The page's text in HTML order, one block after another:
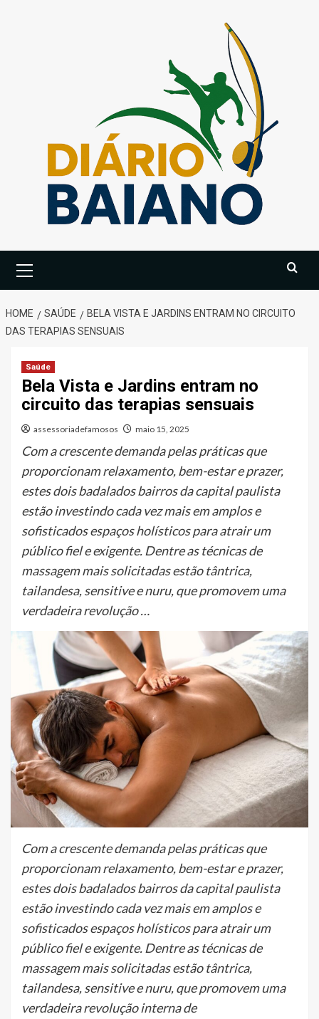
Menu
HOME SAÚDE
BELA VISTA E JARDINS ENTRAM NO CIRCUITO
DAS TERAPIAS SENSUAIS
Saúde
Bela Vista e Jardins entram no
circuito das terapias sensuais
assessoriadefamosos maio 15, 2025
Com a crescente demanda pelas práticas que
proporcionam relaxamento, bem-estar e prazer,
estes dois badalados bairros da capital paulista
estão investindo cada vez mais em amplos e
sofisticados espaços holísticos para atrair um
público fiel e exigente. Dentre as técnicas de
massagem mais solicitadas estão tântrica,
tailandesa, sensitive e nuru, que promovem uma
verdadeira revolução …
Com a crescente demanda pelas práticas que
proporcionam relaxamento, bem-estar e prazer,
estes dois badalados bairros da capital paulista
estão investindo cada vez mais em amplos e
sofisticados espaços holísticos para atrair um
público fiel e exigente. Dentre as técnicas de
massagem mais solicitadas estão tântrica,
tailandesa, sensitive e nuru, que promovem uma
verdadeira revolução interna de